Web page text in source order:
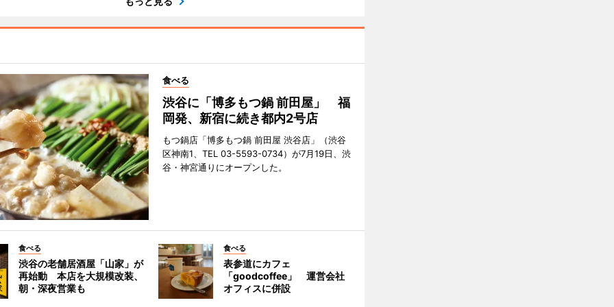
食べる
渋谷に「博多もつ鍋 前田屋」 福
岡発、新宿に続き都内2号店
もつ鍋店「博多もつ鍋 前田屋 渋谷店」（渋谷
区神南1、TEL 03-5593-0734）が7月19日、渋
谷・神宮通りにオープンした。
食べる
渋谷の老舗居酒屋「山家」が
再始動 本店を大規模改装、
朝・深夜営業も
食べる
表参道にカフェ
「goodcoffee」 運営会社
オフィスに併設